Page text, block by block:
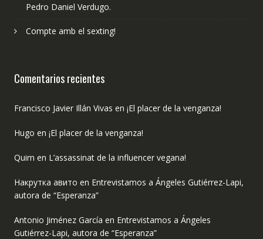
Pedro Daniel Verdugo.
Compte amb el sexting!
Comentarios recientes
Francisco Javier Illán Vivas en ¡El placer de la venganza!
Hugo en ¡El placer de la venganza!
Quim en L’assassinat de la influencer vegana!
Накрутка авито en Entrevistamos a Ángeles Gutiérrez-Lapi,
autora de “Esperanza”
Antonio Jiménez García en Entrevistamos a Ángeles
Gutiérrez-Lapi, autora de “Esperanza”